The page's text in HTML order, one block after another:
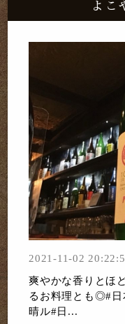
よ
2021-11-02
爽やかな香りとほ
るお料理とも◎#日
晴ル#日...